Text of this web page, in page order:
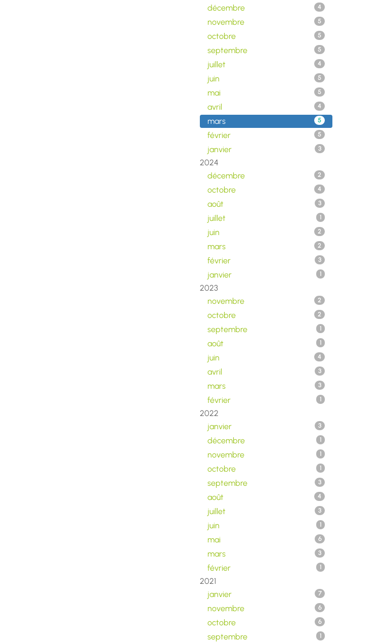
décembre
4
novembre 5
octobre 5
septembre 5
juillet 4
juin 5
mai 5
avril 4
mars 5
février 5
janvier 3
2024
décembre
2
octobre 4
août 3
juillet 1
juin 2
mars 2
février 3
janvier 1
2023
novembre
2
octobre 2
septembre 1
août 1
juin 4
avril 3
mars 3
février 1
2022
janvier
3
décembre 1
novembre 1
octobre 1
septembre 3
août 4
juillet 3
juin 1
mai 6
mars 3
février 1
2021
janvier
7
novembre 6
octobre 6
septembre 1